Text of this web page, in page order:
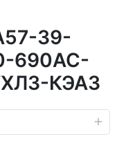
39-
690AC-
КЭАЗ